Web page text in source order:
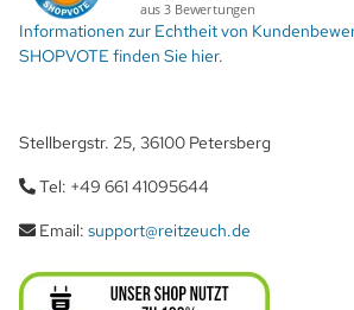
Informationen zur Echtheit von
SHOPVOTE finden Sie hier.
Stellbergstr. 25, 36100 Petersberg
Tel: +49 661 41095644
Email: support@reitzeuch.de